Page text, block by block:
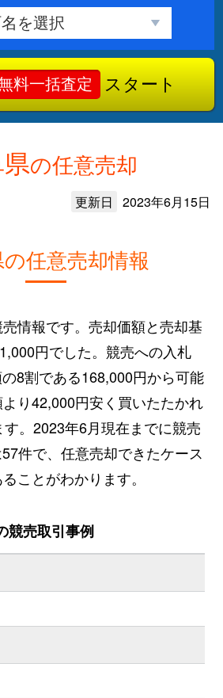
料一括査定 スタート
の任意売却
更新日 2023年6月15日
任意売却情報
情報です。売却価額と売却基
円でした。競売への入札
8割である168,000円から可能
り42,000円安く買いたたかれ
。2023年6月現在までに競売
件で、任意売却できたケース
ことがわかります。
競売取引事例